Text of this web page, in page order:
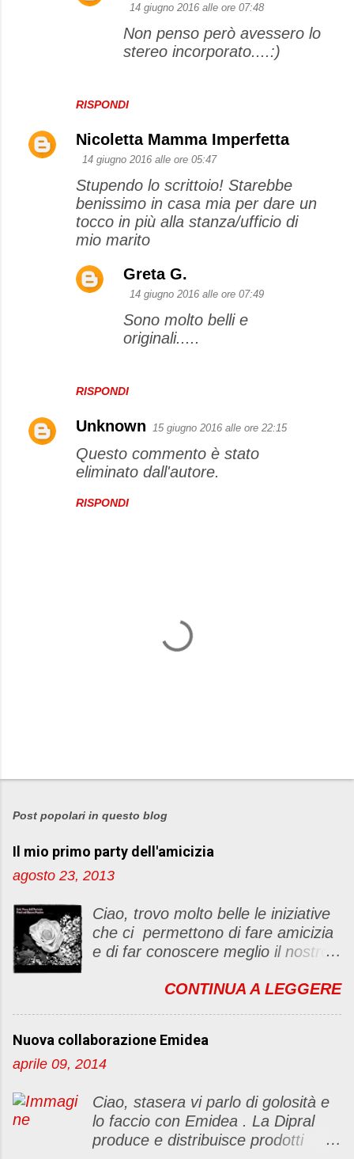
RISPONDI
14 giugno 2016 alle ore 07:48
Non penso però avessero lo
stereo incorporato....:)
Nicoletta Mamma Imperfetta
14 giugno 2016 alle ore 05:47
Stupendo lo scrittoio! Starebbe
benissimo in casa mia per dare un
tocco in più alla stanza/ufficio di
mio marito
RISPONDI
Greta G.
14 giugno 2016 alle ore 07:49
Sono molto belli e
originali.....
Unknown 15 giugno 2016 alle ore 22:15
Questo commento è stato
eliminato dall'autore.
RISPONDI
P
s
a
u
c
o
m
m
t
o
Post popolari in questo blog
Il mio primo party dell'amicizia
agosto 23, 2013
Ciao, trovo molto belle le iniziative
che ci permettono di fare amicizia
e di far conoscere meglio il nostro
un "party" dell'amicizia .... Mi
post, ma anche di sentimenti ed
emozioni. Non siete obbligate a
avete il tempo bene, altrimenti no
problem. :D Le regole sono le
seguenti 1) Prelevare l'immagine
CONTINUA A LEGGERE
Nuova collaborazione Emidea
aprile 09, 2014
Ciao, stasera vi parlo di golosità e
lo faccio con Emidea . La Dipral
produce e distribuisce prodotti